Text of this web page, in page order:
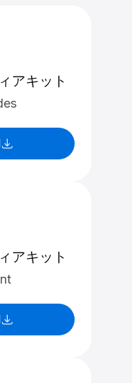
アキット
アキット